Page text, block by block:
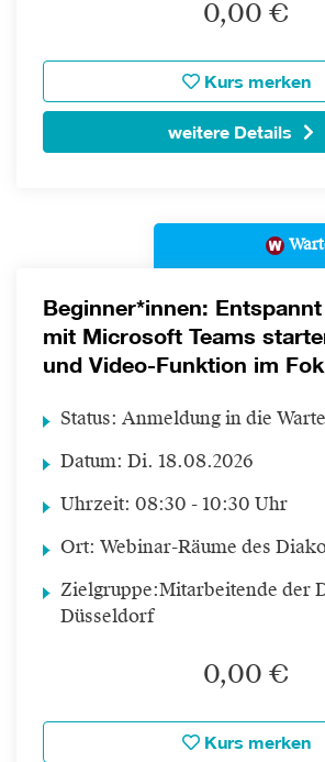
0,00 €
Kurs merken
weitere Details
Beginner*innen:
mit Microsoft Teams
und Video-Funktion im
Status: Anmeldung in die
Datum: Di. 18.08.2026
Uhrzeit: 08:30 - 10:30 Uhr
Ort: Webinar-Räume des
Zielgruppe:Mitarbeitende der
Düsseldorf
0,00 €
Kurs merken